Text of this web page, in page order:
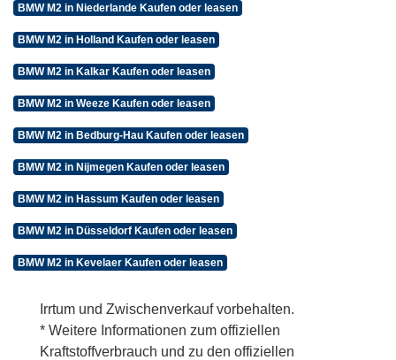
BMW M2 in Niederlande Kaufen oder leasen
BMW M2 in Holland Kaufen oder leasen
BMW M2 in Kalkar Kaufen oder leasen
BMW M2 in Weeze Kaufen oder leasen
BMW M2 in Bedburg-Hau Kaufen oder leasen
BMW M2 in Nijmegen Kaufen oder leasen
BMW M2 in Hassum Kaufen oder leasen
BMW M2 in Düsseldorf Kaufen oder leasen
BMW M2 in Kevelaer Kaufen oder leasen
Irrtum und Zwischenverkauf vorbehalten.
* Weitere Informationen zum offiziellen
Kraftstoffverbrauch und zu den offiziellen